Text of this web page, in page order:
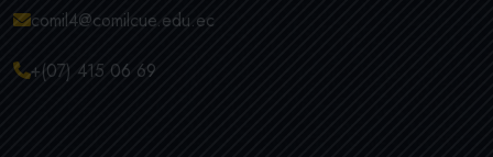
comil4@comilcue.edu.ec
+(07) 415 06 69